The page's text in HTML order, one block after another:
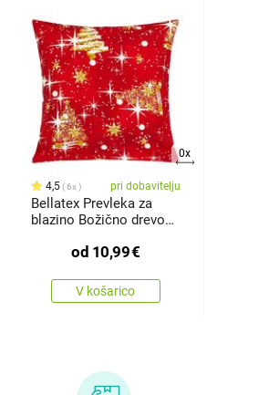
0x
4,5 6x pri dobavitelju
Bellatex Prevleka za
blazino Božično drevo
od 10,99€
V košarico